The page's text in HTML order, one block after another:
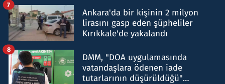
Ankara'da bir kişinin 2 milyon
lirasını gasp eden şüpheliler
Kırıkkale'de yakalandı
7
DMM, "DOA uygulamasında
vatandaşlara ödenen iade
tutarlarının düşürüldüğü"
8